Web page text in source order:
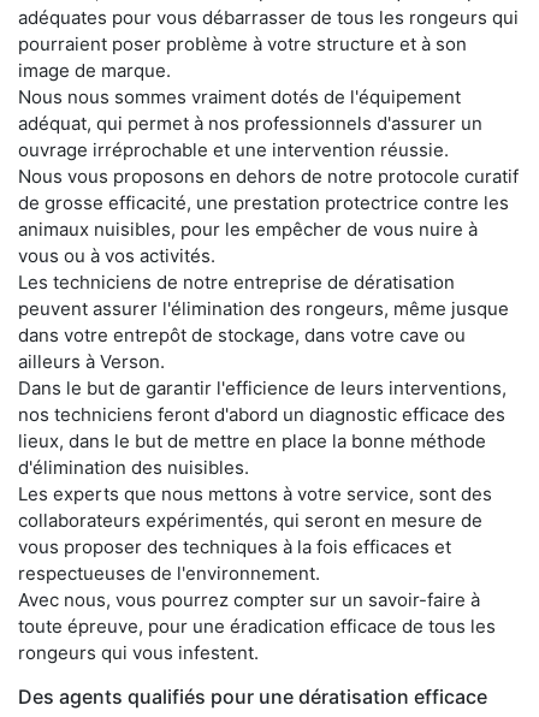
adéquates pour vous débarrasser de tous les rongeurs qui
pourraient poser problème à votre structure et à son
image de marque.
Nous nous sommes vraiment dotés de l'équipement
adéquat, qui permet à nos professionnels d'assurer un
ouvrage irréprochable et une intervention réussie.
Nous vous proposons en dehors de notre protocole curatif
de grosse efficacité, une prestation protectrice contre les
animaux nuisibles, pour les empêcher de vous nuire à
vous ou à vos activités.
Les techniciens de notre entreprise de dératisation
peuvent assurer l'élimination des rongeurs, même jusque
dans votre entrepôt de stockage, dans votre cave ou
ailleurs à Verson.
Dans le but de garantir l'efficience de leurs interventions,
nos techniciens feront d'abord un diagnostic efficace des
lieux, dans le but de mettre en place la bonne méthode
d'élimination des nuisibles.
Les experts que nous mettons à votre service, sont des
collaborateurs expérimentés, qui seront en mesure de
vous proposer des techniques à la fois efficaces et
respectueuses de l'environnement.
Avec nous, vous pourrez compter sur un savoir-faire à
toute épreuve, pour une éradication efficace de tous les
rongeurs qui vous infestent.
Des agents qualifiés pour une dératisation efficace